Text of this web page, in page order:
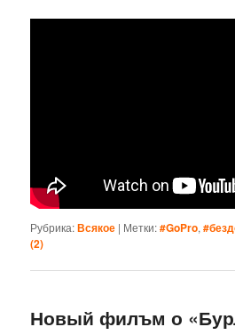
Рубрика:Всякое | Метки:#GoPro,
(2)
Новый филъм о